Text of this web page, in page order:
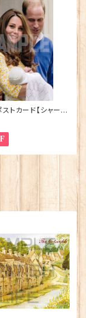
トカード【シャーロ
Pageantry Postca